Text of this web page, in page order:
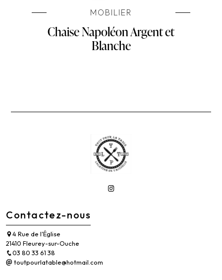
MOBILIER
Chaise Napoléon Argent et
Blanche
Contactez-nous
4 Rue de l'Église
21410 Fleurey-sur-Ouche
03 80 33 61 38
toutpourlatable@hotmail.com